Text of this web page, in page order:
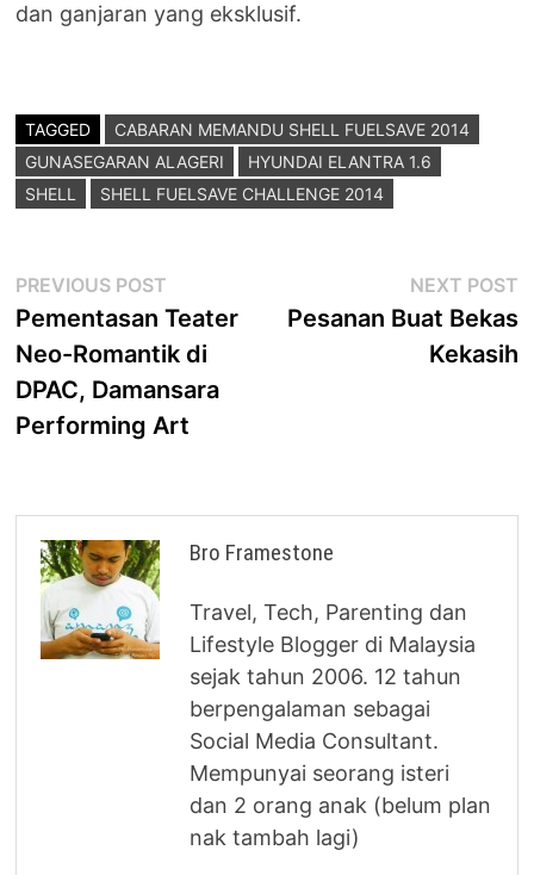
dan ganjaran yang eksklusif.
TAGGED
CABARAN MEMANDU SHELL FUELSAVE 2014
GUNASEGARAN ALAGERI
HYUNDAI ELANTRA 1.6
SHELL
SHELL FUELSAVE CHALLENGE 2014
Post
navigation
PREVIOUS POST
post:
Pementasan Teater
Neo-Romantik di
DPAC, Damansara
Performing Art
NEXT POST
Pesanan Buat Bekas
Kekasih
Bro Framestone
Travel, Tech, Parenting dan
Lifestyle Blogger di Malaysia
sejak tahun 2006. 12 tahun
berpengalaman sebagai
Social Media Consultant.
Mempunyai seorang isteri
dan 2 orang anak (belum plan
nak tambah lagi)